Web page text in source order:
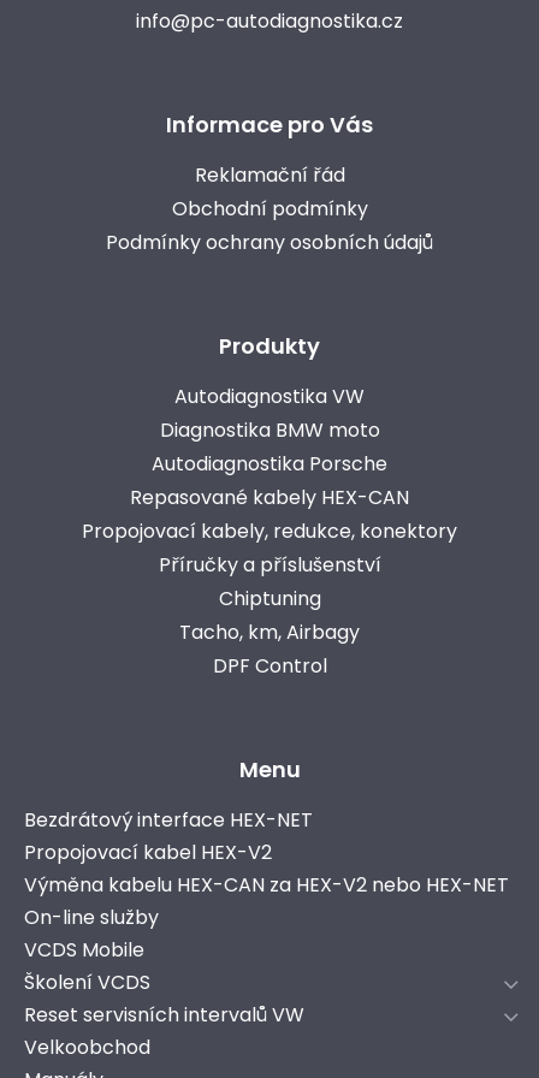
info@pc-autodiagnostika.cz
Informace pro Vás
Reklamační řád
Obchodní podmínky
Podmínky ochrany osobních údajů
Produkty
Autodiagnostika VW
Diagnostika BMW moto
Autodiagnostika Porsche
Repasované kabely HEX-CAN
Propojovací kabely, redukce, konektory
Příručky a příslušenství
Chiptuning
Tacho, km, Airbagy
DPF Control
Menu
Bezdrátový interface HEX-NET
Propojovací kabel HEX-V2
Výměna kabelu HEX-CAN za HEX-V2 nebo HEX-NET
On-line služby
VCDS Mobile
Školení VCDS
Reset servisních intervalů VW
Velkoobchod